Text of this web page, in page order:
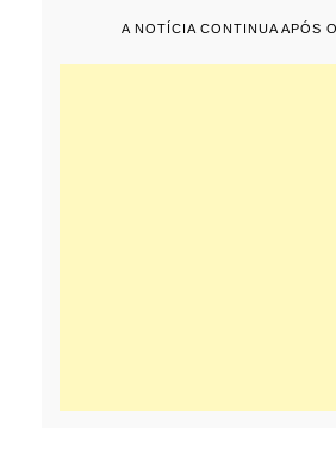
A NOTÍCIA CONTINUA APÓS